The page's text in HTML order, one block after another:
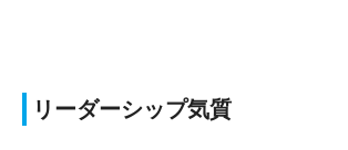
リーダーシップ気質